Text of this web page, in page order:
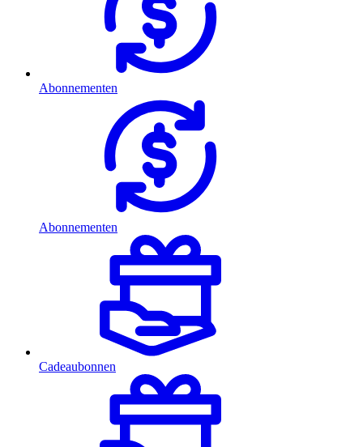
Abonnementen
Abonnementen
Cadeaubonnen